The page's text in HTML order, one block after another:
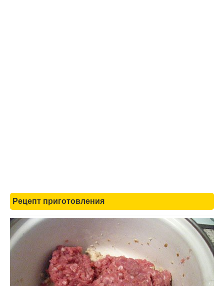
Рецепт приготовления